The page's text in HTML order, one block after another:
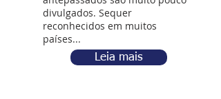
divulgados. Sequer
reconhecidos em muitos
países...
Leia mais